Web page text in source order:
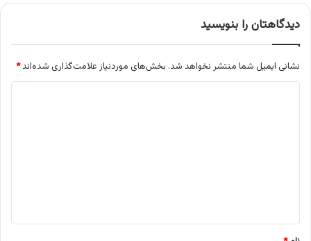
دیدگاهتان را بنویسید
نشانی ایمیل شما منتشر نخواهد شد. بخش‌های موردنیاز علامت‌گذاری شده‌اند*